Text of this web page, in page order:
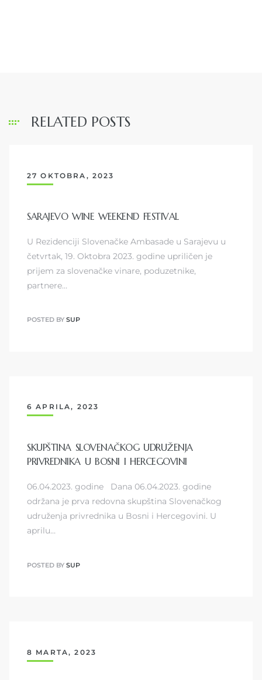
RELATED POSTS
27 OKTOBRA, 2023
SARAJEVO WINE WEEKEND FESTIVAL
U Rezidenciji Slovenačke Ambasade u Sarajevu u
četvrtak, 19. Oktobra 2023. godine upriličen je
prijem za slovenačke vinare, poduzetnike,
partnere…
POSTED BY SUP
6 APRILA, 2023
SKUPŠTINA SLOVENAČKOG UDRUŽENJA
PRIVREDNIKA U BOSNI I HERCEGOVINI
06.04.2023. godine Dana 06.04.2023. godine
održana je prva redovna skupština Slovenačkog
udruženja privrednika u Bosni i Hercegovini. U
aprilu…
POSTED BY SUP
8 MARTA, 2023